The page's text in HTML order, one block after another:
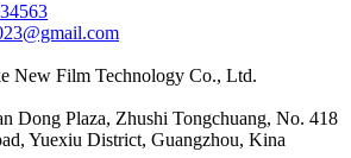
New Film Technology Co., Ltd.
Dong Plaza, Zhushi Tongchuang, No. 418
Yuexiu District, Guangzhou, Kina